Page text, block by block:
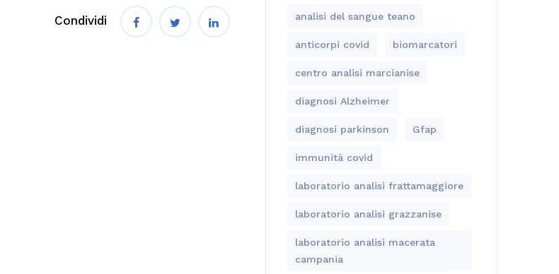
Condividi analisi del sangue teano
anticorpi covid biomarcatori
centro analisi marcianise
diagnosi Alzheimer
diagnosi parkinson Gfap
immunità covid
laboratorio analisi frattamaggiore
laboratorio analisi grazzanise
laboratorio analisi macerata
campania